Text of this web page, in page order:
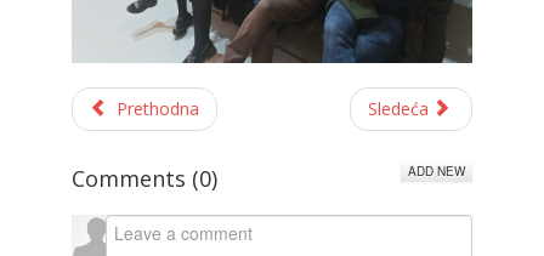
Prethodna Sledeća
Comments (0) ADD NEW